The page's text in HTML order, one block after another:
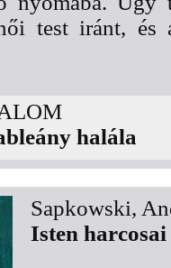
test iránt, és
halála
Sapkowski,
Isten